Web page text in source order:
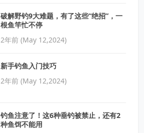
破解野钓9大难题，有了这些“绝招”，一
根鱼竿忙不停
2年前 (May 12,2024)
新手钓鱼入门技巧
2年前 (May 12,2024)
钓鱼注意了！这6种垂钓被禁止，还有2
种鱼饵不能用